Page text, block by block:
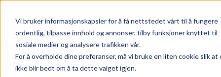
Vi bruker informasjonskapsler for å få nettstedet vårt til å fungere
ordentlig, tilpasse innhold og annonser, tilby funksjoner knyttet til
sosiale medier og analysere trafikken vår.
For å overholde dine preferanser, må vi bruke en liten cookie slik at
ikke blir bedt om å ta dette valget igjen.
Hjelpesenter Boligutleie Kundehistorier